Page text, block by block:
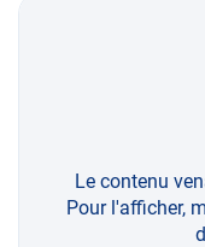
Le contenu
Pour l'afficher,